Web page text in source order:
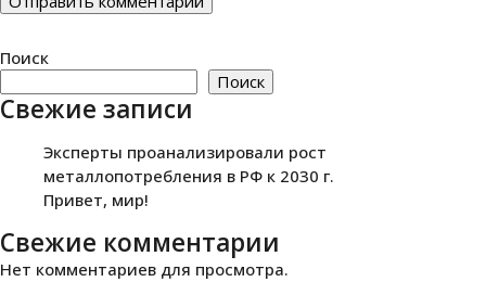
Поиск
Поиск
Свежие записи
Эксперты проанализировали рост
металлопотребления в РФ к 2030 г.
Привет, мир!
Свежие комментарии
Нет комментариев для просмотра.